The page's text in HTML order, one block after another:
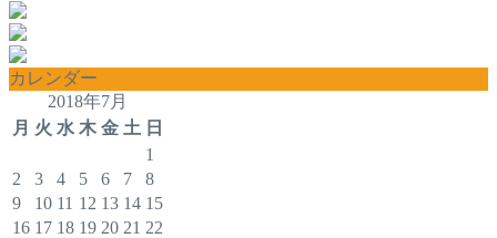
カレンダー
2018年7月
月 火 水 木 金 土 日
1
2
3 4 5 6 7
8
9
10 11 12 13 14 15
16 17 18 19 20 21 22